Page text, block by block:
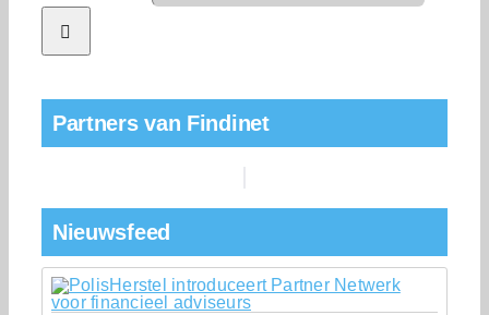
Partners van Findinet
Nieuwsfeed